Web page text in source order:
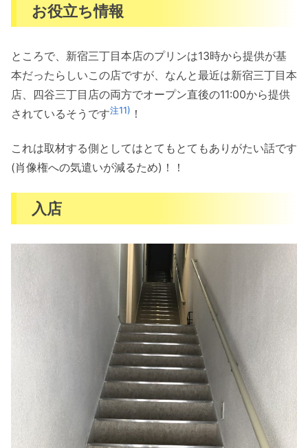
お役立ち情報
ところで、新宿三丁目本店のプリンは13時から提供が基
本だったらしいこの店ですが、なんと最近は新宿三丁目本
店、四谷三丁目店の両方でオープン直後の11:00から提供
されているそうです注11) ！
これは取材する側としてはとてもとてもありがたい話です
(肖像権への気遣いが減るため)！！
入店